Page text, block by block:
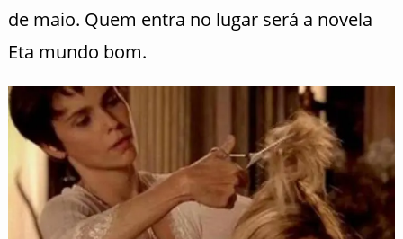
de maio. Quem entra no lugar será a novela
Eta mundo bom.